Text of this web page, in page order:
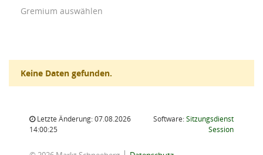
Gremium auswählen
Keine Daten gefunden.
Letzte Änderung: 07.08.2026
14:00:25
Software:Sitzungsdienst
Session(Wird in